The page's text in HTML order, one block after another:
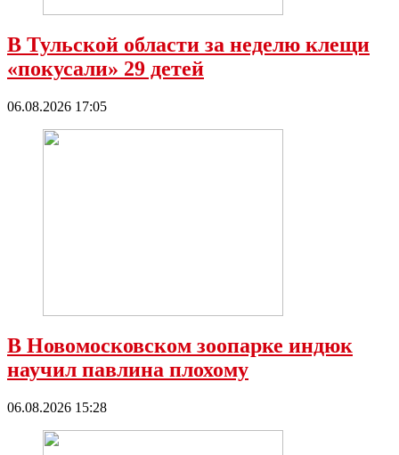
В Тульской области за неделю клещи
«покусали» 29 детей
06.08.2026 17:05
В Новомосковском зоопарке индюк
научил павлина плохому
06.08.2026 15:28